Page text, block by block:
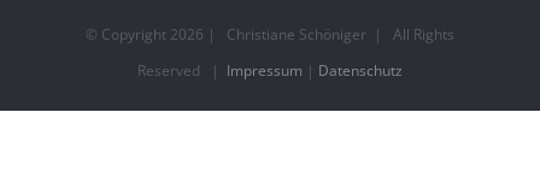
© Copyright 2026 | Christiane Schöniger | All Rights
Reserved | Impressum | Datenschutz